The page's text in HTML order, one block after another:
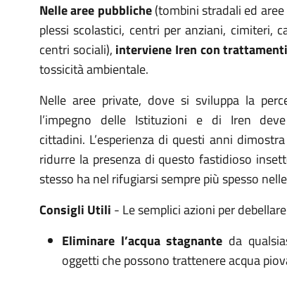
Nelle aree pubbliche(tombini stradali ed
plessi scolastici, centri per anziani, cimiteri,
centri sociali), interviene Iren con
tossicità ambientale.
Nelle aree private, dove si sviluppa la
l’impegno delle Istituzioni e di Iren
cittadini. L’esperienza di questi anni
ridurre la presenza di questo fastidioso
stesso ha nel rifugiarsi sempre più spesso
Consigli Utili - Le semplici azioni per
Eliminare l’acqua stagnante da
oggetti che possono trattenere acqua